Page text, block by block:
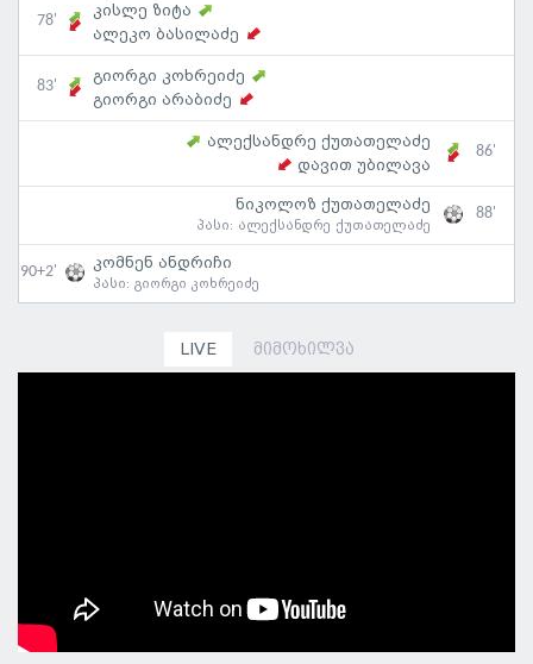
78'
კისლე ზიტა
ალეკო ბასილაძე
83'
გიორგი კოხრეიძე
გიორგი არაბიძე
ალექსანდრე ქუთათელაძე
დავით უბილავა
86'
ნიკოლოზ ქუთათელაძე
პასი: ალექსანდრე ქუთათელაძე
88'
90+2' კომნენ ანდრიჩი
პასი: გიორგი კოხრეიძე
LIVE მიმოხილვა